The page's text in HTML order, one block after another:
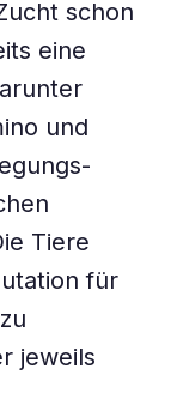
schon
eine
und
Tiere
für
jeweils